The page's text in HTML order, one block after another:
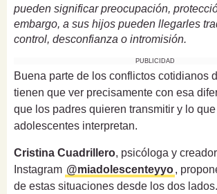
pueden significar preocupación,
embargo, a sus hijos pueden llegarles
control, desconfianza o intromisión.
PUBLICIDAD
Buena parte de los conflictos cotidianos
tienen que ver precisamente con esa
que los padres quieren transmitir y lo
adolescentes interpretan.
Cristina Cuadrillero, psicóloga y
Instagram @miadolescenteyyo,
de estas situaciones desde los dos